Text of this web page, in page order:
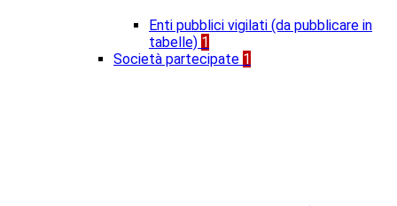
Enti pubblici vigilati (da pubblicare in
tabelle) 1
Società partecipate 1